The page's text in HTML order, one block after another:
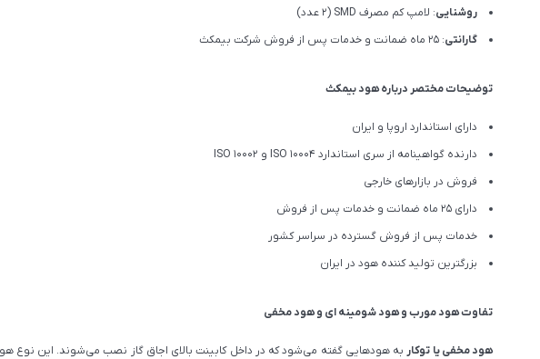
روشنایی: لامپ کم مصرف SMD (2 عدد)
گارانتی: 25 ماه ضمانت و خدمات پس از فروش شرکت بیمکث
توضیحات مختصر درباره هود بیمکث
دارای استاندارد اروپا و ایران
دارنده گواهینامه از سری استاندارد ISO 10004 و ISO 10002
فروش در بازارهای خارجی
دارای 25 ماه ضمانت و خدمات پس از فروش
خدمات پس از فروش گسترده در سراسر کشور
بزرگترین تولید کننده هود در ایران
تفاوت هود مورب و هود شومینه ای و هود مخفی
هود مخفی یا توکار به هودهایی گفته می‌شود که در داخل کابینت بالای اجاق گاز نصب می‌شوند. این نوع